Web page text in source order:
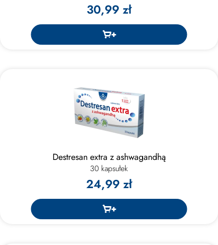
30,99 zł
Destresan extra z ashwagandhą
30 kapsułek
24,99 zł